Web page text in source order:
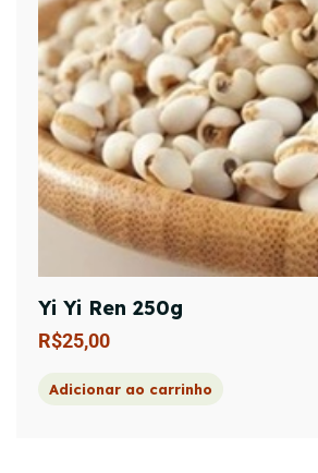
Yi Yi Ren 250g
R$25,00
Adicionar ao carrinho